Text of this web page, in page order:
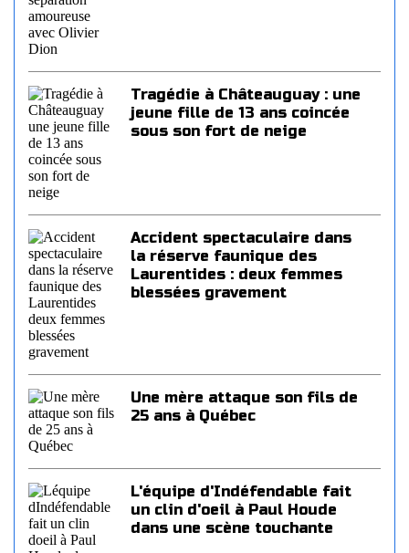
Tragédie à Châteauguay : une
jeune fille de 13 ans coincée
sous son fort de neige
Accident spectaculaire dans
la réserve faunique des
Laurentides : deux femmes
blessées gravement
Une mère attaque son fils de
25 ans à Québec
L'équipe d'Indéfendable fait
un clin d'oeil à Paul Houde
dans une scène touchante